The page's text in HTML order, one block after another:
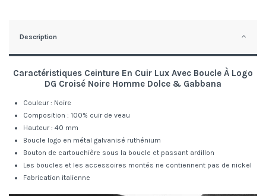
Description
Caractéristiques Ceinture En Cuir Lux Avec Boucle À Logo
DG Croisé Noire Homme Dolce & Gabbana
Couleur : Noire
Composition : 100% cuir de veau
Hauteur : 40 mm
Boucle logo en métal galvanisé ruthénium
Bouton de cartouchière sous la boucle et passant ardillon
Les boucles et les accessoires montés ne contiennent pas de nickel
Fabrication italienne